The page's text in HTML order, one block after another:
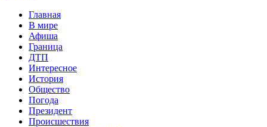
Главная
В мире
Афиша
Граница
ДТП
Интересное
История
Общество
Погода
Президент
Происшествия